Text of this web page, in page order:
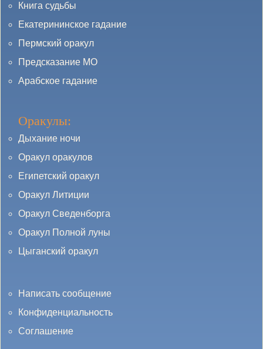
Книга судьбы
Екатерининское гадание
Пермский оракул
Предсказание МО
Арабское гадание
Оракулы:
Дыхание ночи
Оракул оракулов
Египетский оракул
Оракул Литиции
Оракул Сведенборга
Оракул Полной луны
Цыганский оракул
Написать сообщение
Конфиденциальность
Соглашение